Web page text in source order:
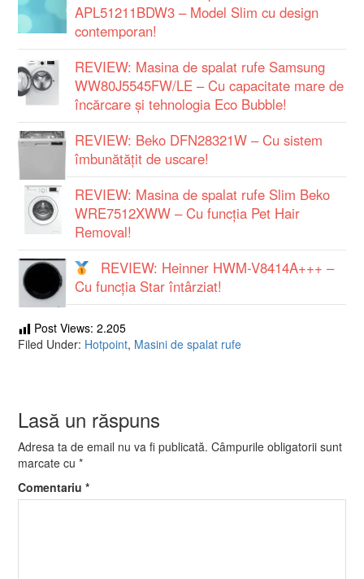
APL51211BDW3 – Model Slim cu design
contemporan!
REVIEW: Masina de spalat rufe Samsung
WW80J5545FW/LE – Cu capacitate mare de
încărcare și tehnologia Eco Bubble!
REVIEW: Beko DFN28321W – Cu sistem
îmbunătățit de uscare!
REVIEW: Masina de spalat rufe Slim Beko
WRE7512XWW – Cu funcția Pet Hair
Removal!
REVIEW: Heinner HWM-V8414A+++ –
Cu funcția Star întârziat!
Post Views: 2.205
Filed Under: Hotpoint, Masini de spalat rufe
Lasă un răspuns
Adresa ta de email nu va fi publicată. Câmpurile obligatorii sunt
marcate cu*
Comentariu*